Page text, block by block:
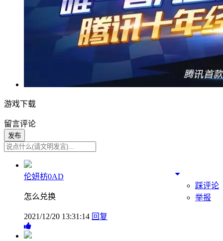
游戏下载
留言评论
发布
伦妍枋0AD
踩评论
举报
怎么兑换
2021/12/20 13:31:14 回复